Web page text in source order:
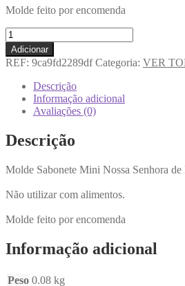
Molde feito por encomenda
Adicionar
REF: 9ca9fd2289df Categoria: VER
Descrição
Informação adicional
Avaliações (0)
Descrição
Molde Sabonete Mini Nossa Senhora
Não utilizar com alimentos.
Molde feito por encomenda
Informação adicional
Peso 0.08 kg